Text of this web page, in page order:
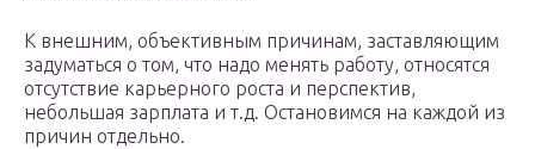
К внешним, объективным причинам, заставляющим
задуматься о том, что надо менять работу, относятся
отсутствие карьерного роста и перспектив,
небольшая зарплата и т.д. Остановимся на каждой из
причин отдельно.